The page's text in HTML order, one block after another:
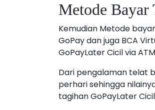
Metode Bayar
Kemudian Metode
GoPay dan juga BCA
GoPayLater Cicil via
Dari pengalaman telat
perhari sehingga
tagihan GoPayLater